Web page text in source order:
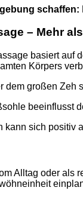
schaffen:
– Mehr
basiert auf
Körpers
dem großen Zeh
beeinflusst
kann sich positiv
Alltag oder als